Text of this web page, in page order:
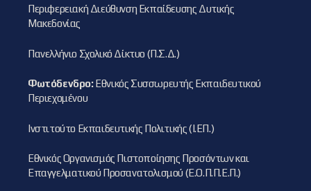
Περιφερειακή Διεύθυνση Εκπαίδευσης Δυτικής
Μακεδονίας
Πανελλήνιο Σχολικό Δίκτυο (Π.Σ.Δ.)
Φωτόδενδρο:Εθνικός Συσσωρευτής Εκπαιδευτικού
Περιεχομένου
Ινστιτούτο Εκπαιδευτικής Πολιτικής (Ι.ΕΠ.)
Εθνικός Οργανισμός Πιστοποίησης Προσόντων και
Επαγγελματικού Προσανατολισμού (Ε.Ο.Π.Π.Ε.Π.)